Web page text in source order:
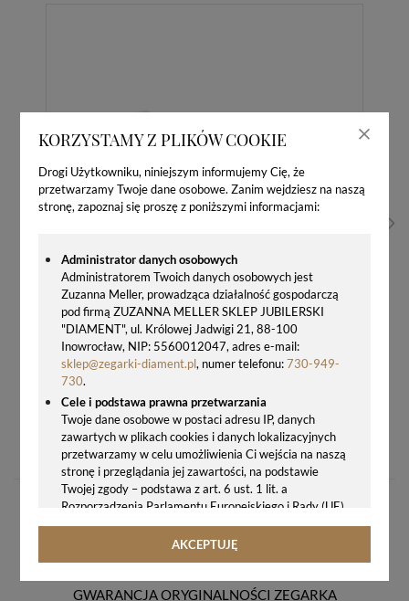
KORZYSTAMY Z PLIKÓW COOKIE
Drogi Użytkowniku, niniejszym informujemy Cię, że
przetwarzamy Twoje dane osobowe. Zanim wejdziesz na naszą
stronę, zapoznaj się proszę z poniższymi informacjami:
Administrator danych osobowych
Administratorem Twoich danych osobowych jest
Zuzanna Meller, prowadząca działalność gospodarczą
pod firmą ZUZANNA MELLER SKLEP JUBILERSKI
"DIAMENT", ul. Królowej Jadwigi 21, 88-100
Inowrocław, NIP: 5560012047, adres e-mail:
sklep@zegarki-diament.pl, numer telefonu:730-949-
730.
Cele i podstawa prawna przetwarzania
Twoje dane osobowe w postaci adresu IP, danych
zawartych w plikach cookies i danych lokalizacyjnych
przetwarzamy w celu umożliwienia Ci wejścia na naszą
stronę i przeglądania jej zawartości, na podstawie
Twojej zgody – podstawa z art. 6 ust. 1 lit. a
Rozporządzenia Parlamentu Europejskiego i Rady (UE)
2016/679 z 27.04.2016 r. w sprawie ochrony osób
fizycznych w związku z przetwarzaniem danych
rozporządzenie o ochronie danych, tj. RODO).
AKCEPTUJĘ
109,00 zł
GWARANCJA ORYGINALNOŚCI ZEGARKA